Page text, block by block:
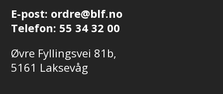
E-post: ordre@blf.no
Telefon: 55 34 32 00
Øvre Fyllingsvei 81b,
5161 Laksevåg